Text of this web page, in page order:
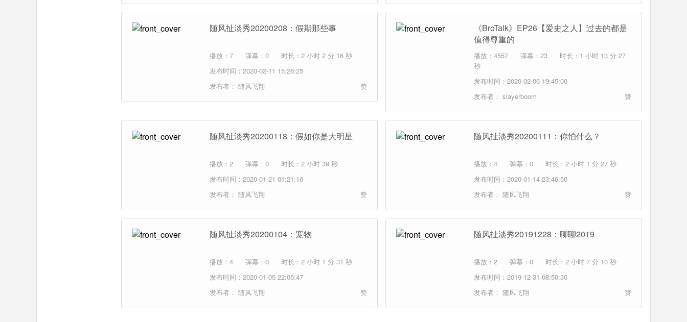
随风扯淡秀20200208：假期那些事
播放：7 弹幕：0
时长：2 小时 2 分 16 秒
发布时间：2020-02-11 15:26:25
发布者： 随风飞翔 赞
《BroTalk》EP26【爱史之人】过去的都是
值得尊重的
播放：4557 弹幕：23
时长：1 小时 13 分 27
秒
发布时间：2020-02-06 19:45:00
发布者： slayerboom 赞
随风扯淡秀20200118：假如你是大明星
播放：2 弹幕：0
时长：2 小时 39 秒
发布时间：2020-01-21 01:21:16
发布者： 随风飞翔 赞
随风扯淡秀20200111：你怕什么？
播放：4 弹幕：0
时长：2 小时 1 分 27 秒
发布时间：2020-01-14 23:46:50
发布者： 随风飞翔 赞
随风扯淡秀20200104：宠物
播放：4 弹幕：0
时长：2 小时 1 分 31 秒
发布时间：2020-01-05 22:05:47
发布者： 随风飞翔 赞
随风扯淡秀20191228：聊聊2019
播放：2 弹幕：0
时长：2 小时 7 分 10 秒
发布时间：2019-12-31 08:50:30
发布者： 随风飞翔 赞